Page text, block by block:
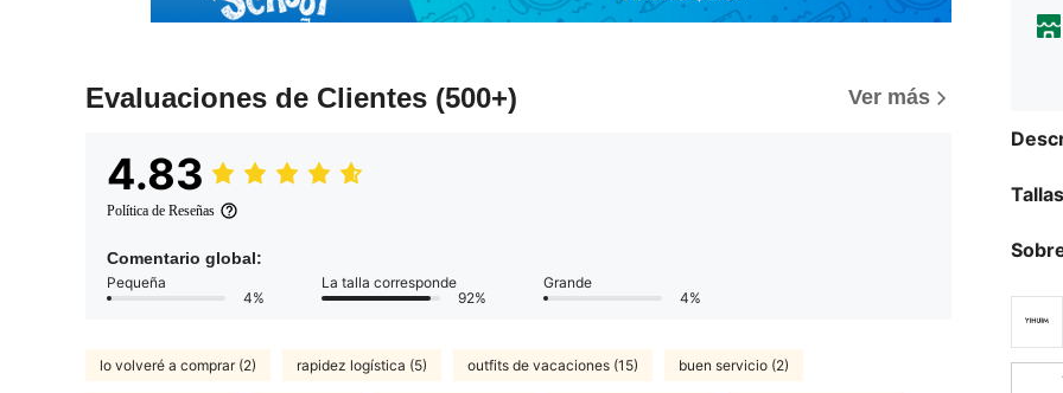
Evaluaciones de Clientes (500+) Ver más
4.83
Política de Reseñas
Comentario global:
Pequeña
4%
La talla corresponde
92%
Grande
4%
lo volveré a comprar (2) rapidez logística (5) outfits de vacaciones (15) buen servicio (2)